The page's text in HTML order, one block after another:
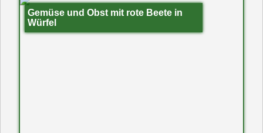
Gemüse und Obst mit rote Beete in
Würfel